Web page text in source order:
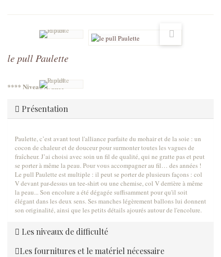
le pull Paulette
**** Niveau Avancé
Présentation
Paulette, c’est avant tout l'alliance parfaite du mohair et de la soie : un
cocon de chaleur et de douceur pour surmonter toutes les vagues de
fraîcheur. J’ai choisi avec soin un fil de qualité, qui ne gratte pas et peut
se porter à même la peau. Pour vous accompagner au fil… des années !
Le pull Paulette est multiple : il peut se porter de plusieurs façons : col
V devant par-dessus un tee-shirt ou une chemise, col V derrière à même
la peau... Son encolure a été dégagée suffisamment pour qu'il soit
élégant dans les deux sens. Ses manches légèrement ballons lui donnent
son originalité, ainsi que les petits détails ajourés autour de l'encolure.
Les niveaux de difficulté
Les fournitures et le matériel nécessaire